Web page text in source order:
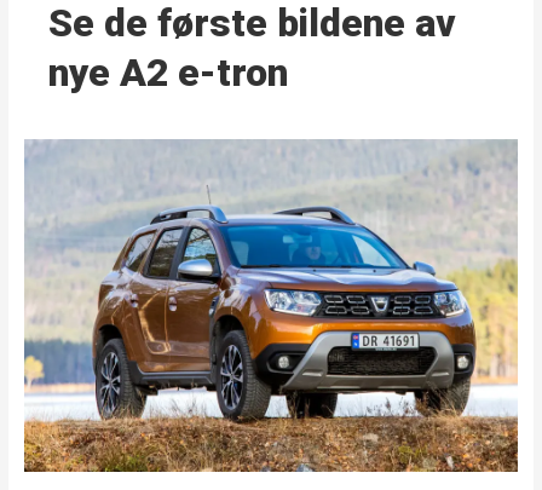
Se de første bildene av
nye A2 e-tron